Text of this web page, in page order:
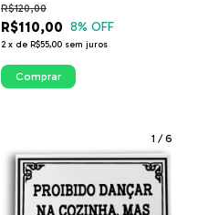
ITsLEJO
R$110,00
R$120,00
8% OFF
2 x de R$55,00 sem juros
Comprar
1 /6